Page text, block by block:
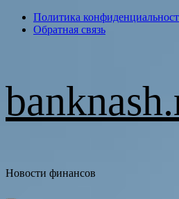
ПерейтиПолитика
Обратная связь
Новости финансов